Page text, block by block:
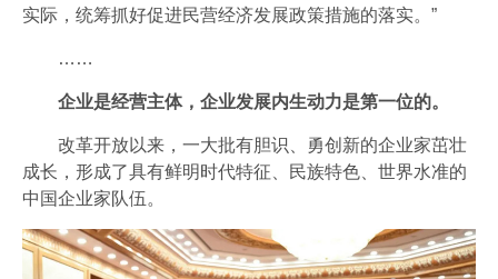
实际，统筹抓好促进民营经济发展政策措施的落实。”
……
企业是经营主体，企业发展内生动力是第一位的。
改革开放以来，一大批有胆识、勇创新的企业家茁壮
成长，形成了具有鲜明时代特征、民族特色、世界水准的
中国企业家队伍。